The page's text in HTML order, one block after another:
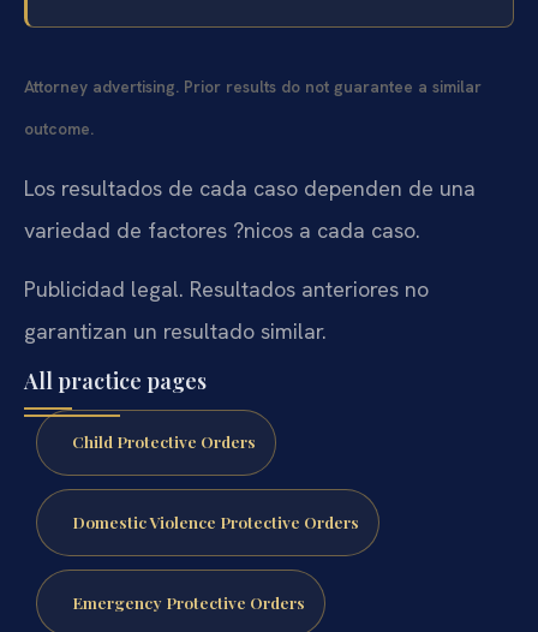
Attorney advertising. Prior results do not guarantee a similar
outcome.
Los resultados de cada caso dependen de una
variedad de factores ?nicos a cada caso.
Publicidad legal. Resultados anteriores no
garantizan un resultado similar.
All practice pages
Child Protective Orders
Domestic Violence Protective Orders
Emergency Protective Orders